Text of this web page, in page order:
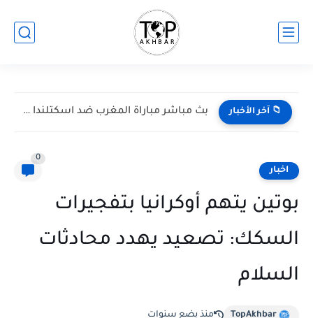
📁 آخر الأخبار بث مباشر مباراة المغرب ضد اسكتلندا في كأس العالم 2026...
اخبار
0
بوتين يتهم أوكرانيا بتفجيرات
السكك: تصعيد يهدد محادثات
السلام
TopAkhbar منذ بضع سنوات